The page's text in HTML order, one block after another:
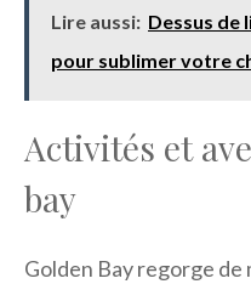
Lire aussi: Dessus de
pour sublimer votre
Activités et
bay
Golden Bay regorge